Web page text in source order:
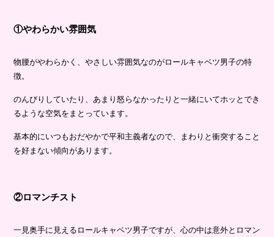
①やわらかい雰囲気
物腰がやわらかく、やさしい雰囲気なのがロールキャベツ男子の特
徴。
のんびりしていたり、あまり怒らなかったりと一緒にいてホッとでき
るような空気をまとっています。
基本的にいつもおだやかで平和主義者なので、まわりと衝突すること
を好まない傾向があります。
②ロマンチスト
一見奥手に見えるロールキャベツ男子ですが、心の中は意外とロマン